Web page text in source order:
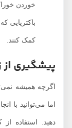
خوردن
باکتریایی که
کمک کنند.
پیشگیری از
اگرچه همیشه
اما می‌توانید با
دهید. استفاده از